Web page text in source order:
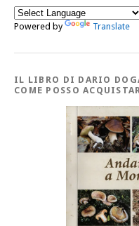
Powered by Translate
IL LIBRO DI DARIO
COME POSSO